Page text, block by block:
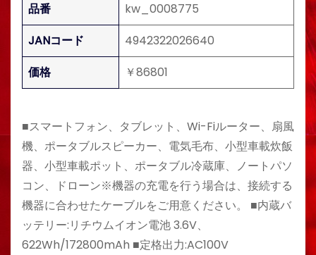
品番
kw_0008775
JANコード
4942322026640
価格
￥86801
■スマートフォン、タブレット、Wi-Fiルーター、扇風
機、ポータブルスピーカー、電気毛布、小型車載炊飯
器、小型車載ポット、ポータブル冷蔵庫、ノートパソ
コン、ドローン※機器の充電を行う場合は、接続する
機器に合わせたケーブルをご用意ください。 ■内蔵バ
ッテリー:リチウムイオン電池 3.6V、
622Wh/172800mAh ■定格出力:AC100V